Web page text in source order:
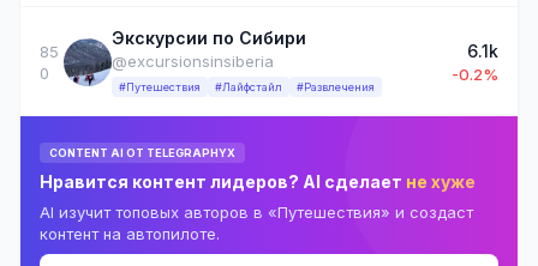
85
0
Экскурсии по Сибири
@excursionsinsiberia
#Путешествия #Лайфстайл #Развлечения
6.1k
-0.2%
CONTENT AI ОТ TELEGRAPHYX
Нравится контент лидеров? AI сделает не хуже
AI изучит топовых авторов в «Путешествия» и создаст
контент на автопилоте.